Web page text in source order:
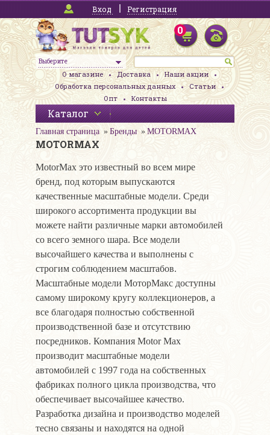
Вход Регистрация
Выберите
0
О магазине Доставка
Наши акции
Обработка персональных данных
Статьи
Опт
Контакты
Каталог
Главная страница Бренды MOTORMAX
MOTORMAX
MotorMax это известный во всем мире
бренд, под которым выпускаются
качественные масштабные модели. Среди
широкого ассортимента продукции вы
можете найти различные марки автомобилей
со всего земного шара. Все модели
высочайшего качества и выполнены с
строгим соблюдением масштабов.
Масштабные модели МоторМакс доступны
самому широкому кругу коллекционеров, а
все благодаря полностью собственной
производственной базе и отсутствию
посредников. Компания Motor Max
производит масштабные модели
автомобилей с 1997 года на собственных
фабриках полного цикла производства, что
обеспечивает высочайшее качество.
Разработка дизайна и производство моделей
тесно связаны и находятся на одной